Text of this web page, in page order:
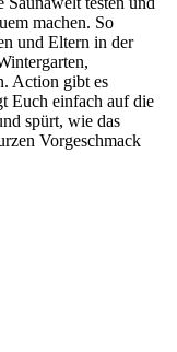
machen. So
und Eltern in der
Action gibt es
Euch einfach auf die
spürt, wie das
Vorgeschmack